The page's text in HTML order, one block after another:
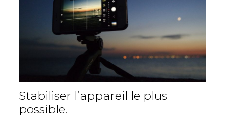
Stabiliser l’appareil le plus
possible.